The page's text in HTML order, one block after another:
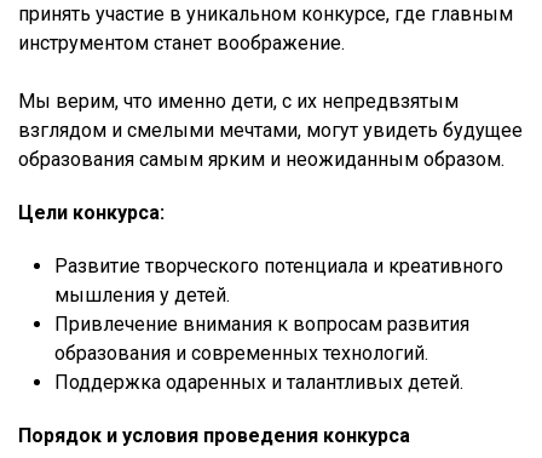
принять участие в уникальном конкурсе, где главным
инструментом станет воображение.
Мы верим, что именно дети, с их непредвзятым
взглядом и смелыми мечтами, могут увидеть будущее
образования самым ярким и неожиданным образом.
Цели конкурса:
Развитие творческого потенциала и креативного
мышления у детей.
Привлечение внимания к вопросам развития
образования и современных технологий.
Поддержка одаренных и талантливых детей.
Порядок и условия проведения конкурса